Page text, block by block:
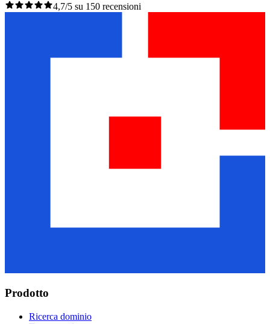
4,7/5 su 150 recensioni
Prodotto
Ricerca dominio